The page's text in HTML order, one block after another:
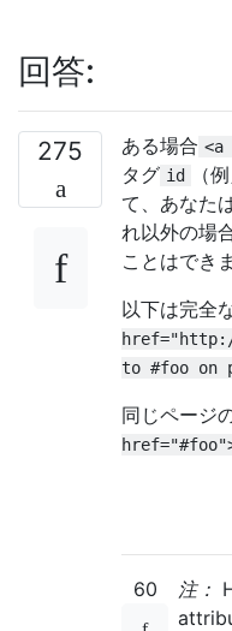
回答:
275 ある場合 <a
タグ id （
て、あなた
れ以外の場
ことはでき
以下は完全
href="http://
to #foo on
同じページ
60 注：